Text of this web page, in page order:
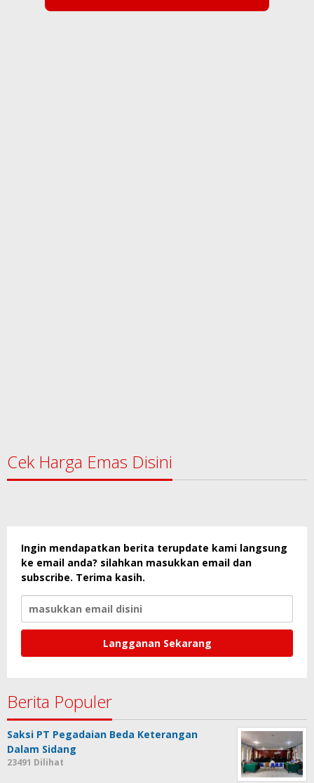
Cek Harga Emas Disini
Ingin mendapatkan berita terupdate kami langsung
ke email anda? silahkan masukkan email dan
subscribe. Terima kasih.
Berita Populer
Saksi PT Pegadaian Beda Keterangan
Dalam Sidang
23491 Dilihat